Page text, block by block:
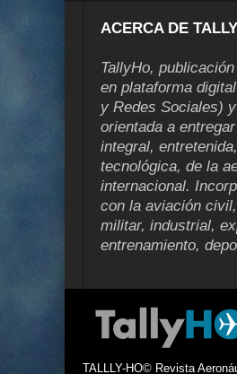
ACERCA DE
TallyHo,
en plataforma
y Redes Sociales)
orientada a
integral,
tecnológica, de la
internacional.
con la aviación
militar, industrial,
entrenamiento,
TALLLY-HO© Revista